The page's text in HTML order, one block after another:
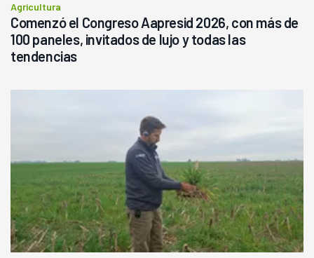
Agricultura
Comenzó el Congreso Aapresid 2026, con más de
100 paneles, invitados de lujo y todas las
tendencias